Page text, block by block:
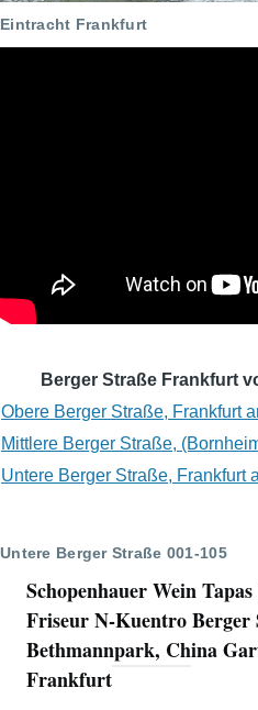
Eintracht Frankfurt
Berger Straße Frankfurt
Obere Berger Straße, Frankfurt
Mittlere Berger Straße,
Untere Berger Straße, Frankfurt
Untere Berger Straße 001-105
Schopenhauer Wein
Friseur N-Kuentro
Bethmannpark, China
Frankfurt